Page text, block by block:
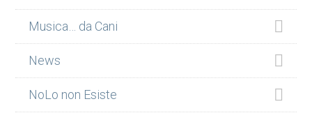
Musica… da Cani
News
NoLo non Esiste